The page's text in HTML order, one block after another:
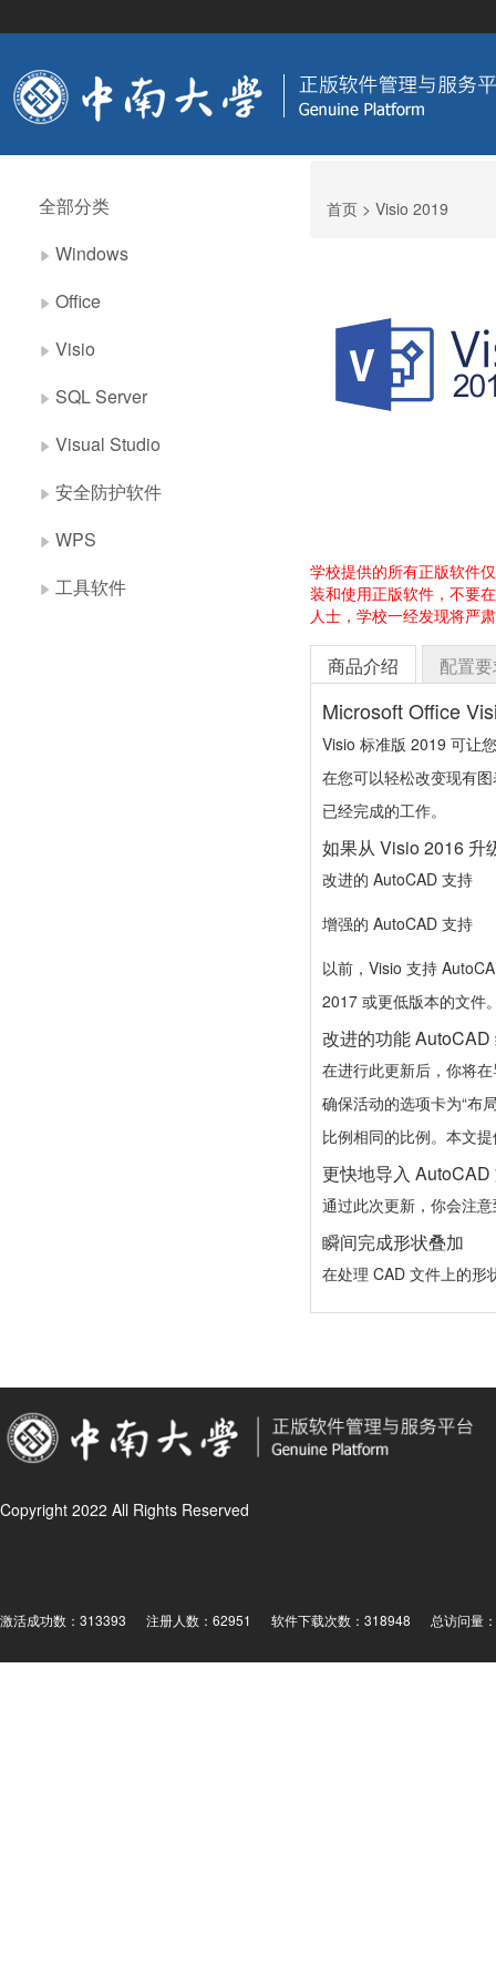
首页 > Visio 2019
全部分类
Windows
Office
Visio
SQL Server
Visual Studio
安全防护软件
WPS
工具软件
学校提供的所有正版软件
装和使用正版软件，不要
人士，学校一经发现将严
商品介绍 配置
Microsoft Office
Visio 标准版 2019 可让
在您可以轻松改变现有
已经完成的工作。
如果从 Visio 2016 升
改进的 AutoCAD 支持
增强的 AutoCAD 支持
以前，Visio 支持
2017 或更低版本的文件
改进的功能 AutoCAD
在进行此更新后，你将
确保活动的选项卡为“布
比例相同的比例。本文
更快地导入 AutoCAD
通过此次更新，你会注
瞬间完成形状叠加
在处理 CAD 文件上的形
Copyright 2022 All Rights Reserved
激活成功数：313393 注册人数：62951 软件下载次数：318948 总访问量